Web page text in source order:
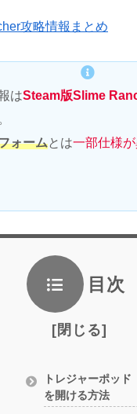
攻略情報まとめ
はSteam版Slime
ォームとは一部仕様
目次
トレジャーポッド
を開ける方法